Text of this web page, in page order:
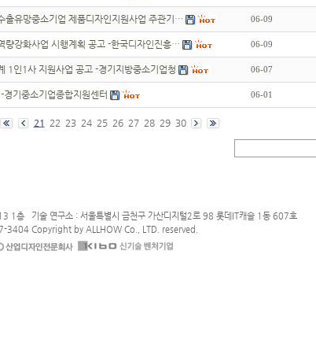
출유망중소기업 제품디자인지원사업 주관기… 06-09
량강화사업 시행계획 공고 -한국디자인진흥… 06-09
1인1사 지원사업 공고 -경기지방중소기업청 06-07
기중소기업종합지원센터 06-01
21 22 23 24 25 26 27 28 29 30
1층 기술 연구소 : 서울특별시 금천구 가산디지털2로 98 롯데IT캐슬 1동 607호
Copyright by ALLHOW Co., LTD. reserved.